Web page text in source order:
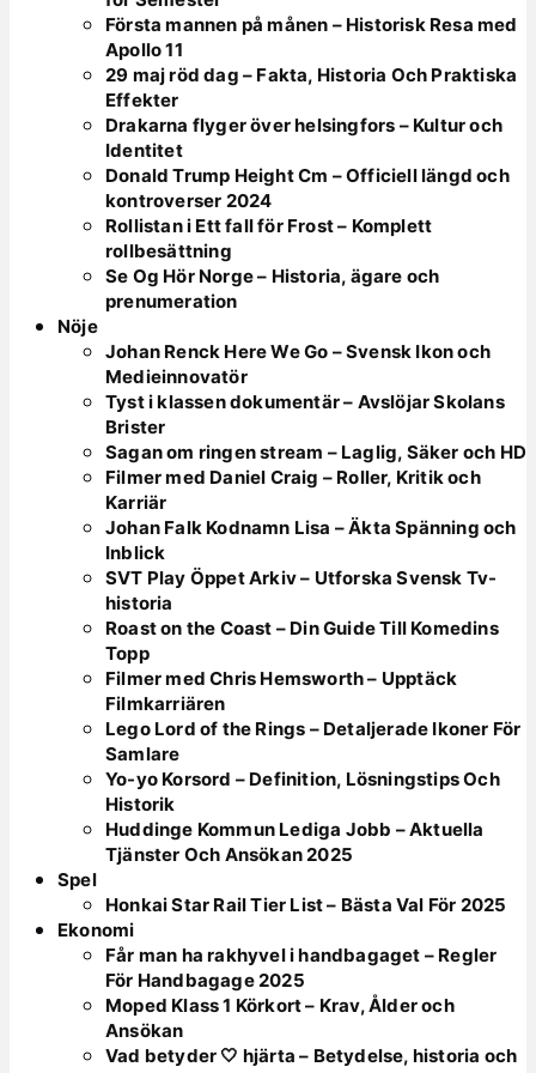
Första mannen på månen – Historisk Resa med
Apollo 11
29 maj röd dag – Fakta, Historia Och Praktiska
Effekter
Drakarna flyger över helsingfors – Kultur och
Identitet
Donald Trump Height Cm – Officiell längd och
kontroverser 2024
Rollistan i Ett fall för Frost – Komplett
rollbesättning
Se Og Hör Norge – Historia, ägare och
prenumeration
Nöje
Johan Renck Here We Go – Svensk Ikon och
Medieinnovatör
Tyst i klassen dokumentär – Avslöjar Skolans
Brister
Sagan om ringen stream – Laglig, Säker och HD
Filmer med Daniel Craig – Roller, Kritik och
Karriär
Johan Falk Kodnamn Lisa – Äkta Spänning och
Inblick
SVT Play Öppet Arkiv – Utforska Svensk Tv-
historia
Roast on the Coast – Din Guide Till Komedins
Topp
Filmer med Chris Hemsworth – Upptäck
Filmkarriären
Lego Lord of the Rings – Detaljerade Ikoner För
Samlare
Yo-yo Korsord – Definition, Lösningstips Och
Historik
Huddinge Kommun Lediga Jobb – Aktuella
Tjänster Och Ansökan 2025
Spel
Honkai Star Rail Tier List – Bästa Val För 2025
Ekonomi
Får man ha rakhyvel i handbagaget – Regler
För Handbagage 2025
Moped Klass 1 Körkort – Krav, Ålder och
Ansökan
Vad betyder 🤍 hjärta – Betydelse, historia och